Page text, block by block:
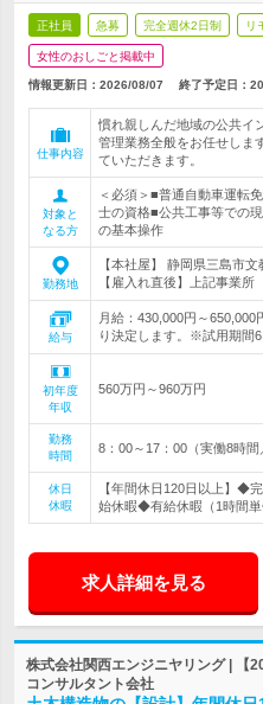
正社員 急募 完全週休2日制 リ
女性のおしごと掲載中
情報更新日：2026/08/07 終了予定日：
仕事内容
慣れ親しんだ地域の公共イ
管理業務全般をお任せしま
ていただきます。
対象と
なる方
＜必須＞■普通自動車運転
士の資格■公共工事等での
の基本操作
勤務地
【本社屋】 静岡県三島市
【雇入れ直後】上記事業所
給与
月給：430,000円～
り決定します。※試用期間
初年度
年収
560万円～960万円
勤務
時間
8：00～17：00（実働8時
休日
休暇
【年間休日120日以上】◆
始休暇◆有給休暇（1時間単
求人詳細を見る
株式会社関西エンジニヤリング | 【
コンサルタント会社